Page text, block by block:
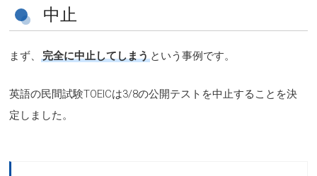
中止
まず、完全に中止してしまうという事例です。
英語の民間試験TOEICは3/8の公開テストを中止することを決
定しました。